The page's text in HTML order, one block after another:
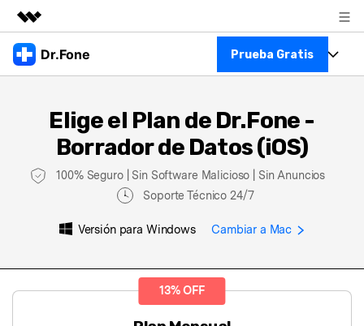
Productos destacados
Resumen
Soluciones
Quiénes somos
Dr.Fone Prueba Gratis
Ver Kit Completo >
Productos
Para PC
Más
Descubre lo mejor de Dr.Fone
Guías
Transferencia de Datos
Elige el Plan de Dr.Fone -
Borrador de Datos (iOS)
100% Seguro | Sin Software Malicioso | Sin Anuncios
Soporte Técnico 24/7
Versión para Windows Cambiar a Mac
13% OFF